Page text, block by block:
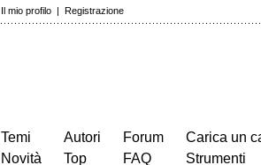
Il mio profilo | Registrazione
Temi
Novità
Autori
Top
Forum
FAQ
Carica un
Strumenti